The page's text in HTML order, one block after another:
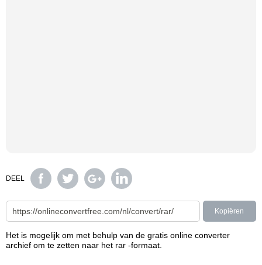
DEEL
Kopiëren
Het is mogelijk om met behulp van de gratis online converter
archief om te zetten naar het rar -formaat.